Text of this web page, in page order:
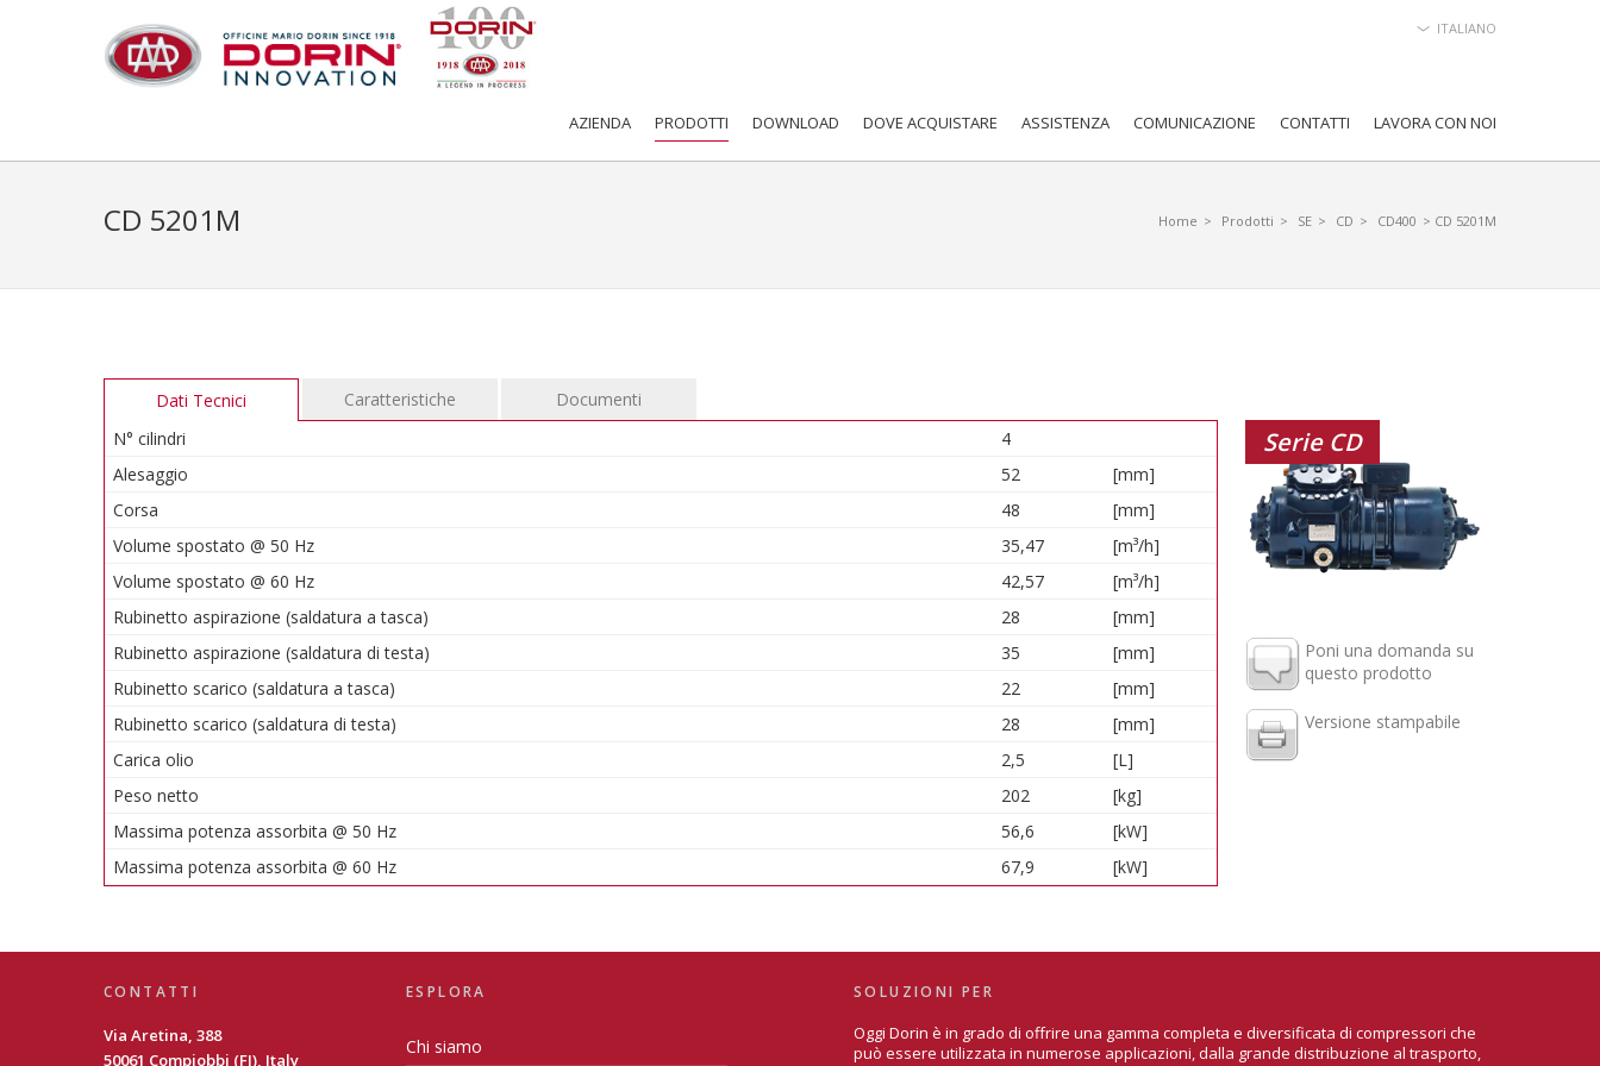
ITALIANO
AZIENDA PRODOTTI DOWNLOAD DOVE ACQUISTARE ASSISTENZA COMUNICAZIONE CONTATTI LAVORA CON NOI
CD 5201M Home > Prodotti > SE > CD > CD400 > CD 5201M
Dati Tecnici Caratteristiche
Documenti
N° cilindri
4
Alesaggio
52
[mm]
Corsa
48
[mm]
Volume spostato @ 50 Hz
35,47
[m³/h]
Volume spostato @ 60 Hz
42,57
[m³/h]
Rubinetto aspirazione (saldatura a tasca)
28
[mm]
Rubinetto aspirazione (saldatura di testa)
35
[mm]
Rubinetto scarico (saldatura a tasca)
22
[mm]
Rubinetto scarico (saldatura di testa)
28
[mm]
Carica olio
2,5
[L]
Peso netto
202
[kg]
Massima potenza assorbita @ 50 Hz
56,6
[kW]
Massima potenza assorbita @ 60 Hz
67,9 [kW]
Serie CD
Poni una domanda su
questo prodotto
Versione stampabile
CONTATTI
Via Aretina, 388
50061 Compiobbi (FI), Italy
ESPLORA
Chi siamo
SOLUZIONI PER
Oggi Dorin è in grado di offrire una gamma completa e diversificata di compressori che
può essere utilizzata in numerose applicazioni, dalla grande distribuzione al trasporto,